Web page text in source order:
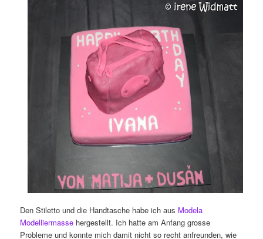
Den Stiletto und die Handtasche habe ich aus Modela
Modelliermasse hergestellt. Ich hatte am Anfang grosse
Probleme und konnte mich damit nicht so recht anfreunden, wie